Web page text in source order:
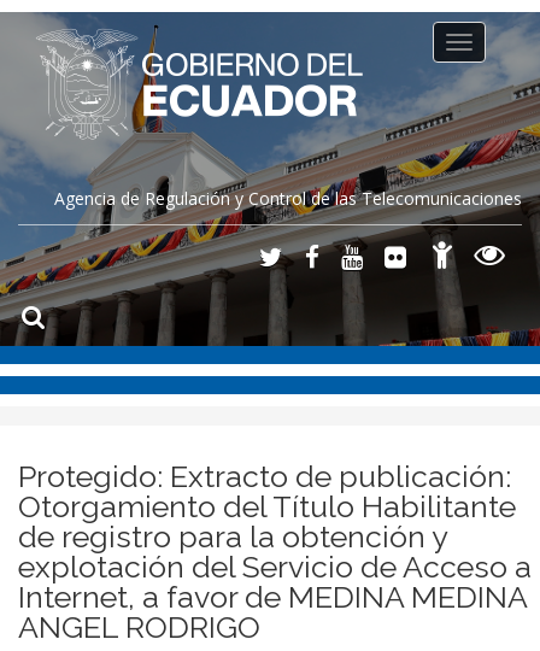
Agencia de Regulación y Control de las Telecomunicaciones
Toggle
navigation
Protegido: Extracto de publicación:
Otorgamiento del Título Habilitante
de registro para la obtención y
explotación del Servicio de Acceso a
Internet, a favor de MEDINA MEDINA
ANGEL RODRIGO